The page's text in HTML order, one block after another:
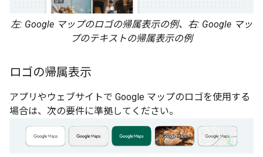
左: Google マップのロゴの帰属表示の例、右: Google マッ
プのテキストの帰属表示の例
ロゴの帰属表示
アプリやウェブサイトで Google マップのロゴを使用する
場合は、次の要件に準拠してください。